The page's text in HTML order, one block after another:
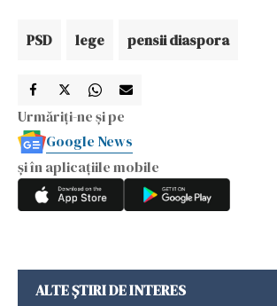
PSD lege pensii diaspora
Urmăriți-ne și pe
Google News
și în aplicațiile mobile
ALTE ȘTIRI DE INTERES